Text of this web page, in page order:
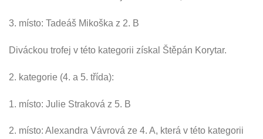
3. místo: Tadeáš Mikoška z 2. B
Diváckou trofej v této kategorii získal Štěpán Korytar.
2. kategorie (4. a 5. třída):
1. místo: Julie Straková z 5. B
2. místo: Alexandra Vávrová ze 4. A, která v této kategorii